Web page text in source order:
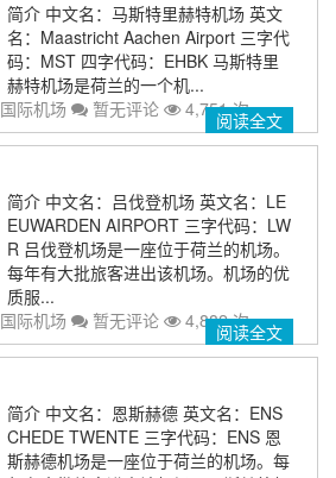
简介 中文名：马斯特里赫特机场 英文
名：Maastricht Aachen Airport 三字代
码：MST 四字代码：EHBK 马斯特里
赫特机场是荷兰的一个机...
国际机场 暂无评论 4,751 次阅读全文
简介 中文名：吕伐登机场 英文名：LE
EUWARDEN AIRPORT 三字代码：LW
R 吕伐登机场是一座位于荷兰的机场。
每年有大批旅客进出该机场。机场的优
质服...
国际机场 暂无评论 4,882 次阅读全文
简介 中文名：恩斯赫德 英文名：ENS
CHEDE TWENTE 三字代码：ENS 恩
斯赫德机场是一座位于荷兰的机场。每